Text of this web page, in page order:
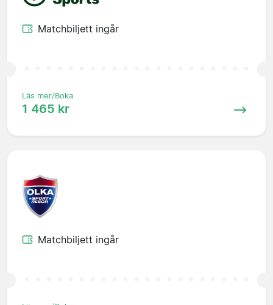
Matchbiljett ingår
Läs mer/Boka
1 465 kr
Matchbiljett ingår